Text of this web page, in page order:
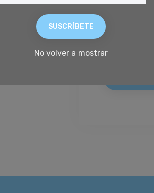
SUSCRÍBETE
No volver a mostrar